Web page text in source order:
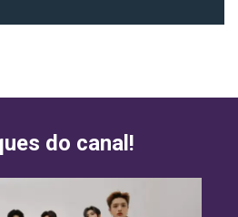
do canal!